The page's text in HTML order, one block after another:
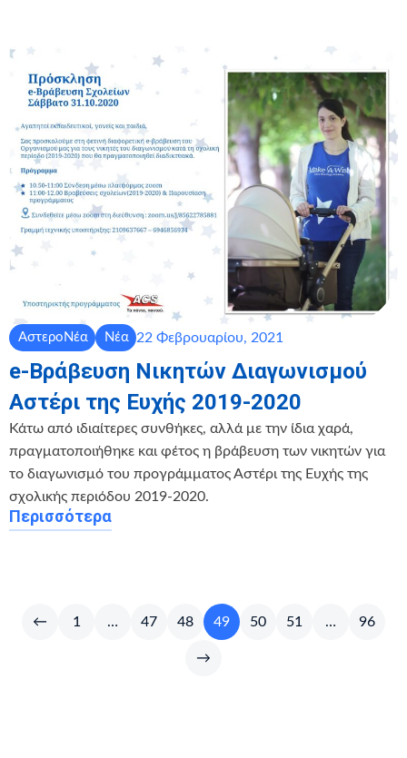
ΑστεροΝέα Νέα 22 Φεβρουαρίου, 2021
e-Βράβευση Νικητών Διαγωνισμού
Αστέρι της Ευχής 2019-2020
Κάτω από ιδιαίτερες συνθήκες, αλλά με την ίδια χαρά,
πραγματοποιήθηκε και φέτος η βράβευση των νικητών για
το διαγωνισμό του προγράμματος Αστέρι της Ευχής της
σχολικής περιόδου 2019-2020.
Περισσότερα
← 1 … 47 48 49 50 51 … 96
→